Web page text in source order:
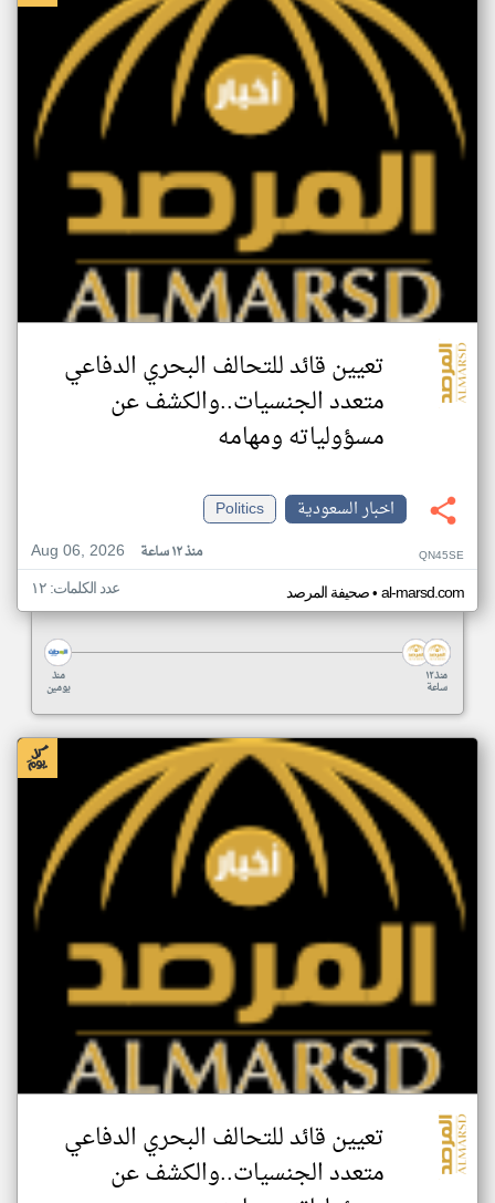
تعيين قائد للتحالف البحري الدفاعي
متعدد الجنسيات..والكشف عن
مسؤولياته ومهامه
اخبار السعودية
Politics
Aug 06, 2026
منذ ١٢ ساعة QN45SE
صحيفة المرصد• al-marsd.com عدد الكلمات: ١٢
منذ
يومين
منذ ١٢
ساعة
تعيين قائد للتحالف البحري الدفاعي
متعدد الجنسيات..والكشف عن